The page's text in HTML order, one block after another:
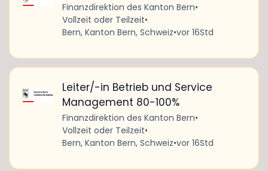
Finanzdirektion des Kanton Bern•
Vollzeit oder Teilzeit•
Bern, Kanton Bern, Schweiz•vor 16Std
Leiter/-in Betrieb und Service
Management 80-100%
Finanzdirektion des Kanton Bern•
Vollzeit oder Teilzeit•
Bern, Kanton Bern, Schweiz•vor 16Std